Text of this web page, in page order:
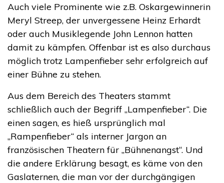
Auch viele Prominente wie z.B. Oskargewinnerin
Meryl Streep, der unvergessene Heinz Erhardt
oder auch Musiklegende John Lennon hatten
damit zu kämpfen. Offenbar ist es also durchaus
möglich trotz Lampenfieber sehr erfolgreich auf
einer Bühne zu stehen.
Aus dem Bereich des Theaters stammt
schließlich auch der Begriff „Lampenfieber“. Die
einen sagen, es hieß ursprünglich mal
„Rampenfieber“ als interner Jargon an
französischen Theatern für „Bühnenangst“. Und
die andere Erklärung besagt, es käme von den
Gaslaternen, die man vor der durchgängigen